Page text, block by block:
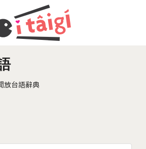
放台語辭典